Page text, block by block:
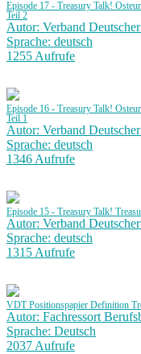
Episode 17 - Treasury Talk!
Teil 2
Autor: Verband
Sprache: deutsch
1255 Aufrufe
Episode 16 - Treasury Talk!
Teil 1
Autor: Verband
Sprache: deutsch
1346 Aufrufe
Episode 15 - Treasury Talk!
Autor: Verband
Sprache: deutsch
1315 Aufrufe
VDT Positionspapier Definition
Autor: Fachressort
Sprache: Deutsch
2037 Aufrufe